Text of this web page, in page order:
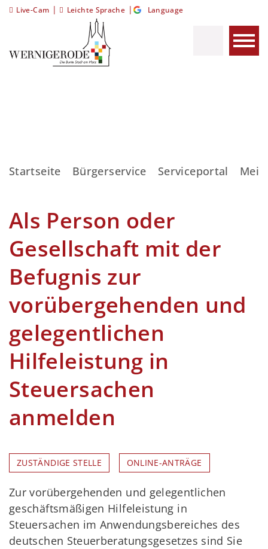
Live-Cam | Leichte Sprache | Language
Startseite Bürgerservice Serviceportal
Als Person oder
Gesellschaft mit der
Befugnis zur
vorübergehenden und
gelegentlichen
Hilfeleistung in
Steuersachen
anmelden
ZUSTÄNDIGE STELLE ONLINE-ANTRÄGE
Zur vorübergehenden und gelegentlichen
geschäftsmäßigen Hilfeleistung in
Steuersachen im Anwendungsbereiches des
deutschen Steuerberatungsgesetzes sind Sie